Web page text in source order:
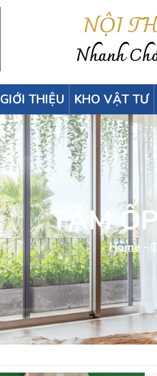
NỘI
Nhanh
GIỚI THIỆU KHO VẬT TƯ
TẤM
Home -